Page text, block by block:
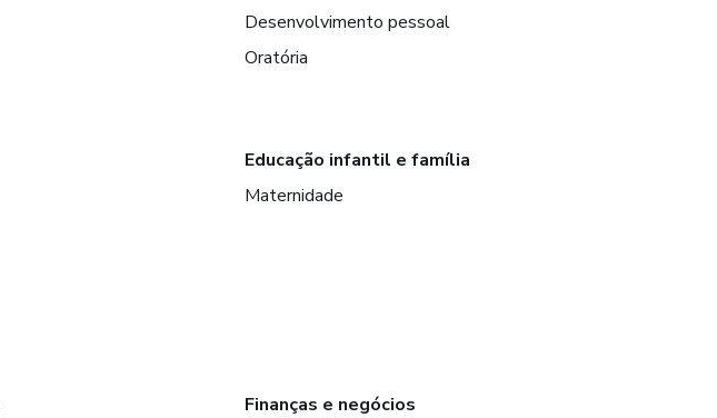
Desenvolvimento pessoal
Oratória
Educação infantil e família
Maternidade
Finanças e negócios